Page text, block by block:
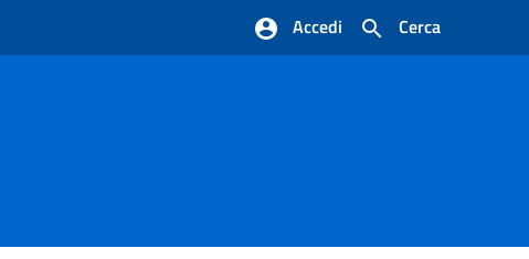
Cerca
Accedi